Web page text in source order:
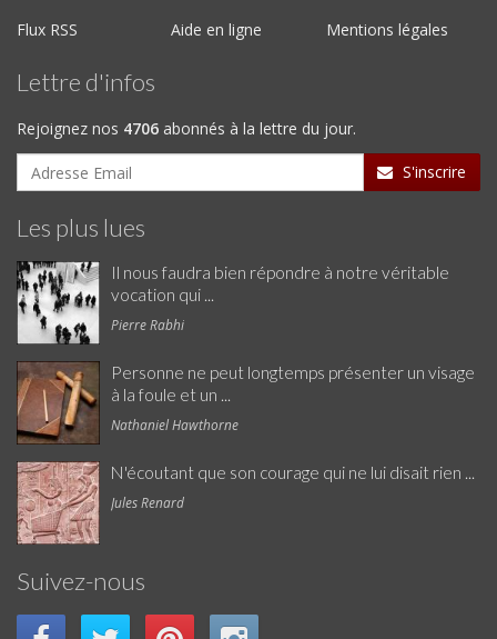
Flux RSS
Aide en ligne Mentions légales
Lettre d'infos
Rejoignez nos 4706 abonnés à la lettre du jour.
S'inscrire
Les plus lues
Il nous faudra bien répondre à notre véritable
vocation qui ...
Pierre Rabhi
Personne ne peut longtemps présenter un visage
à la foule et un ...
Nathaniel Hawthorne
N'écoutant que son courage qui ne lui disait rien ...
Jules Renard
Suivez-nous